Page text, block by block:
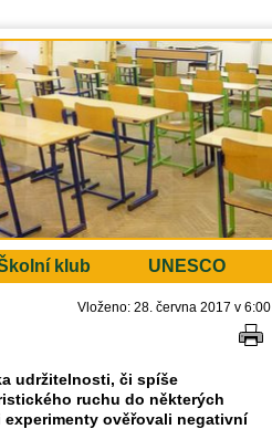
klub UNESCO
Vloženo: 28. června 2017 v 6:00
udržitelnosti, či spíše
ruchu do některých
ověřovali negativní